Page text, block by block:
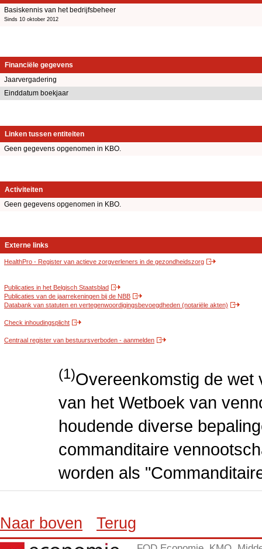
Basiskennis van het bedrijfsbeheer
Sinds 10 oktober 2012
Financiële gegevens
Jaarvergadering
Einddatum boekjaar
Linken tussen entiteiten
Geen gegevens opgenomen in KBO.
Activiteiten
Geen gegevens opgenomen in KBO.
Externe links
HealthPro - Register van actieve zorgverleners in de gezondheidszorg
Publicaties in het Belgisch Staatsblad
Publicaties van de jaarrekeningen bij de NBB
Databank van statuten en vertegenwoordigingsbevoegdheden (notariële akten)
Check inhoudingsplicht
Centraal register van bestuursverboden - aanmelden
(1)Overeenkomstig de wet
van het Wetboek van
houdende diverse
commanditaire
worden als
Naar boven Terug